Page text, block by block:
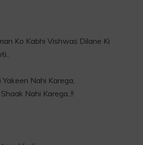
Ko Kabhi Vishwas Dilane Ki
Nahi Karega,
Nahi Karega..!!